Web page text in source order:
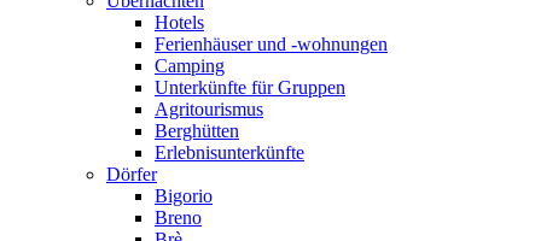
Hotels
Ferienhäuser und -wohnungen
Camping
Unterkünfte für Gruppen
Agritourismus
Berghütten
Erlebnisunterkünfte
Dörfer
Bigorio
Breno